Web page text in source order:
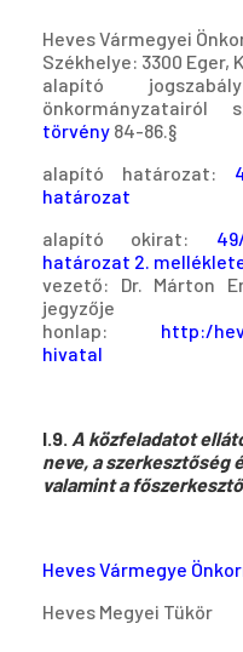
Heves Vármegyei
Székhelye: 3300 Eger,
alapító
önkormányzatairól
törvény 84-86.§
alapító határozat:
határozat
alapító okirat:
határozat 2. melléklet
vezető: Dr. Márton
jegyzője
honlap: http:/
hivatal
I.9. A közfeladatot
neve, a szerkesztőség
valamint a
Heves Vármegye
Heves Megyei Tükör